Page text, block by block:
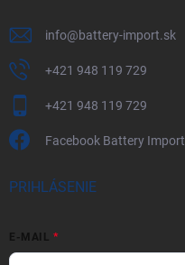
info@battery-import.sk
+421 948 119 729
+421 948 119 729
Facebook Battery Import
PRIHLÁSENIE
E-MAIL